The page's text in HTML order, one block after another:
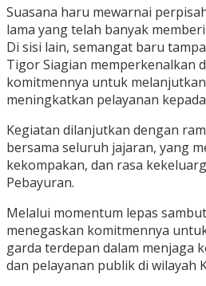
Suasana haru mewarnai
lama yang telah banyak
Di sisi lain, semangat baru
Tigor Siagian memperkenalkan
komitmennya untuk
meningkatkan pelayanan
Kegiatan dilanjutkan dengan
bersama seluruh jajaran, yang
kekompakan, dan rasa
Pebayuran.
Melalui momentum lepas
menegaskan komitmennya
garda terdepan dalam menjaga
dan pelayanan publik di wilayah